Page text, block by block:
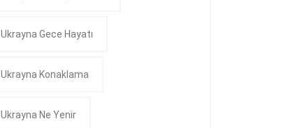
Ukrayna Gece Hayatı
Ukrayna Konaklama
Ukrayna Ne Yenir